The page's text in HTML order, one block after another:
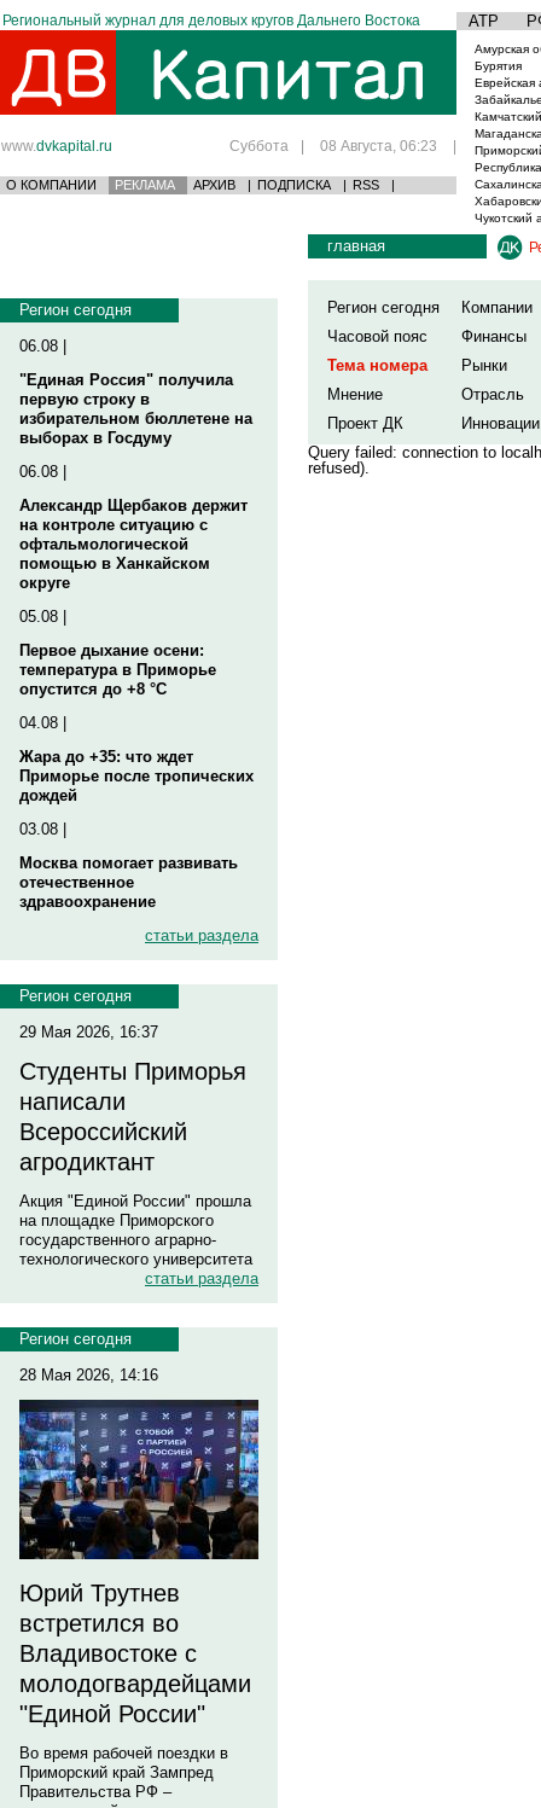
Региональный журнал для деловых кругов Дальнего Востока АТР
www.dvkapital.ru Суббота | 08 Августа, 06:23 |
О КОМПАНИИ РЕКЛАМА АРХИВ | ПОДПИСКА | RSS |
Амурская
Бурятия
Еврейская
Чукотский
Регион сегодня
06.08 |
"Единая Россия" получила
первую строку в
избирательном бюллетене на
выборах в Госдуму
06.08 |
Александр Щербаков держит
на контроле ситуацию с
офтальмологической
помощью в Ханкайском
округе
05.08 |
Первое дыхание осени:
температура в Приморье
опустится до +8 °C
04.08 |
Жара до +35: что ждет
Приморье после тропических
дождей
03.08 |
Москва помогает развивать
отечественное
здравоохранение
статьи раздела
Регион сегодня
29 Мая 2026, 16:37
Студенты Приморья
написали
Всероссийский
агродиктант
Акция "Единой России" прошла
на площадке Приморского
государственного аграрно-
технологического университета
статьи раздела
Регион сегодня
28 Мая 2026, 14:16
Юрий Трутнев
встретился во
Владивостоке с
молодогвардейцами
"Единой России"
Во время рабочей поездки в
Приморский край Зампред
Правительства РФ –
главная
Регион сегодня
Компании
Часовой пояс
Финансы
Тема номера
Рынки
Мнение
Отрасль
Проект ДК
Инновации
Query failed: connection to
refused).